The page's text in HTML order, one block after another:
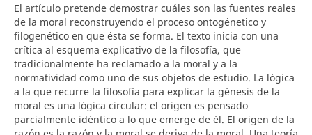
El artículo pretende demostrar cuáles son las fuentes reales
de la moral reconstruyendo el proceso ontogénetico y
filogenético en que ésta se forma. El texto inicia con una
crítica al esquema explicativo de la filosofía, que
tradicionalmente ha reclamado a la moral y a la
normatividad como uno de sus objetos de estudio. La lógica
a la que recurre la filosofía para explicar la génesis de la
moral es una lógica circular: el origen es pensado
parcialmente idéntico a lo que emerge de él. El origen de la